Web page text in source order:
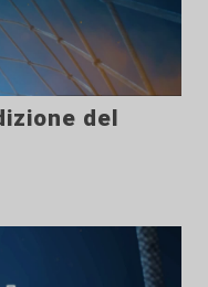
del